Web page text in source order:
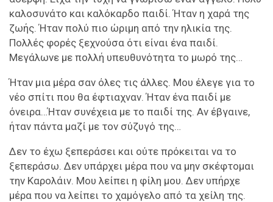
καλοσυνάτο και καλόκαρδο παιδί. Ήταν η χαρά της
ζωής. Ήταν πολύ πιο ώριμη από την ηλικία της.
Πολλές φορές ξεχνούσα ότι είναι ένα παιδί.
Μεγάλωνε με πολλή υπευθυνότητα το μωρό της…
Ήταν μια μέρα σαν όλες τις άλλες. Μου έλεγε για το
νέο σπίτι που θα έφτιαχναν. Ήταν ένα παιδί με
όνειρα…Ήταν συνέχεια με το παιδί της. Αν έβγαινε,
ήταν πάντα μαζί με τον σύζυγό της…
Δεν το έχω ξεπεράσει και ούτε πρόκειται να το
ξεπεράσω. Δεν υπάρχει μέρα που να μην σκέφτομαι
την Καρολάιν. Μου λείπει η φίλη μου. Δεν υπήρχε
μέρα που να λείπει το χαμόγελο από τα χείλη της.